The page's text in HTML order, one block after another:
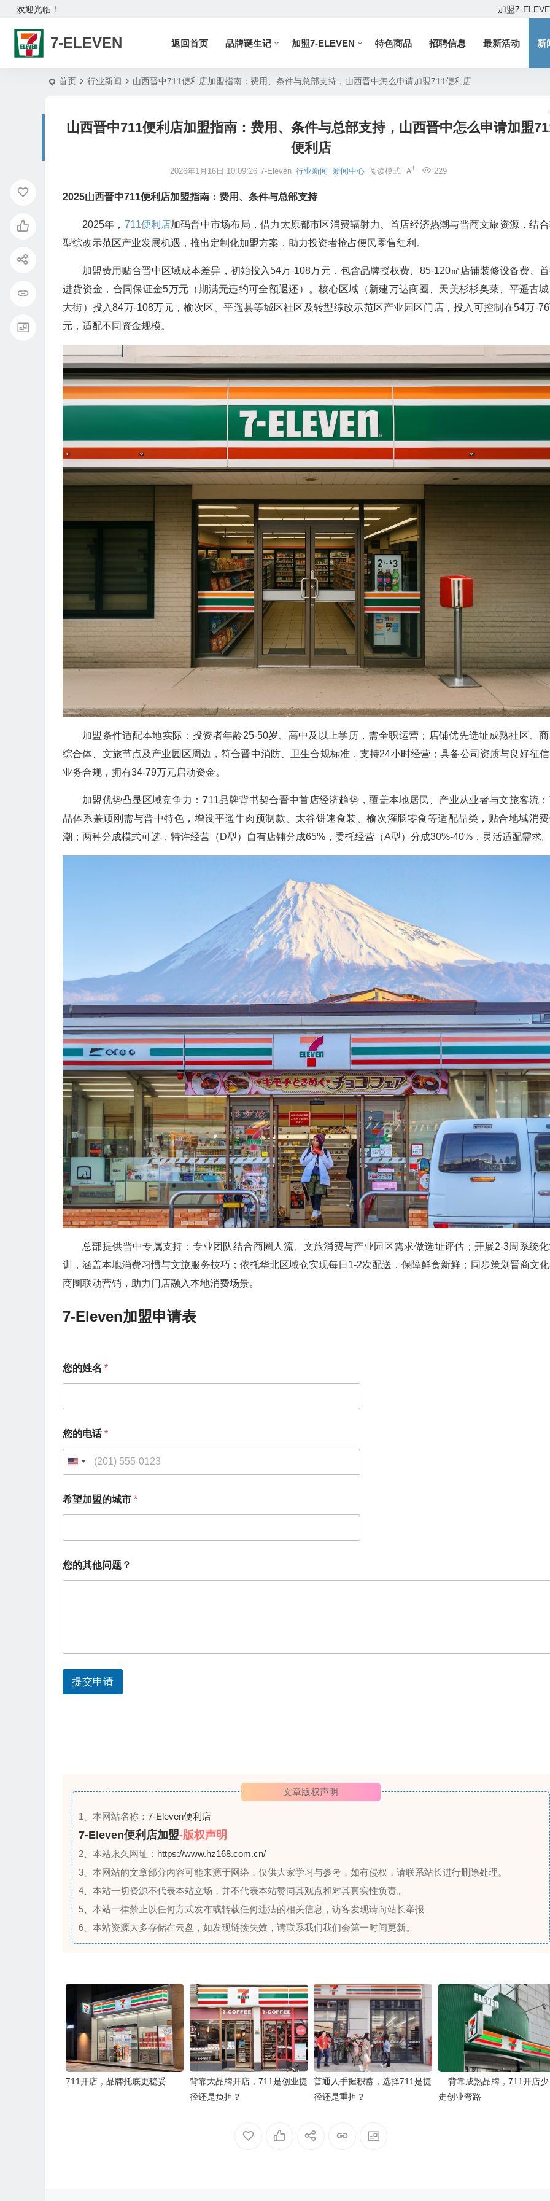
欢迎光临！ 加盟7-
7-ELEVEN 返回首页 品牌诞生记 加盟7-ELEVEN 特色商品 招聘信息 最新活动 新
首页 行业新闻 山西晋中711便利店加盟指南：费用、条件与总部支持，山西晋中怎么申请加盟711便利店
山西晋中711便利店加盟指南：费用、条件与总部支持，山西晋中怎么申请加盟
便利店
2026年1月16日 10:09:26 7-Eleven 行业新闻 新闻中心 229
阅读模式
2025山西晋中711便利店加盟指南：费用、条件与总部支持
2025年， 711便利店加码晋中市场布局，借力太原都市区消费辐射力、首店经济热潮与晋商文旅资源，结
型综改示范区产业发展机遇，推出定制化加盟方案，助力投资者抢占便民零售红利。
加盟费用贴合晋中区域成本差异，初始投入54万-108万元，包含品牌授权费、85-120㎡店铺装修设备费、
进货资金，合同保证金5万元（期满无违约可全额退还）。核心区域（新建万达商圈、天美杉杉奥莱、平遥古
大街）投入84万-108万元，榆次区、平遥县等城区社区及转型综改示范区产业园区门店，投入可控制在54万-
元，适配不同资金规模。
加盟条件适配本地实际：投资者年龄25-50岁、高中及以上学历，需全职运营；店铺优先选址成熟社区、
综合体、文旅节点及产业园区周边，符合晋中消防、卫生合规标准，支持24小时经营；具备公司资质与良好征
业务合规，拥有34-79万元启动资金。
加盟优势凸显区域竞争力：711品牌背书契合晋中首店经济趋势，覆盖本地居民、产业从业者与文旅客流
品体系兼顾刚需与晋中特色，增设平遥牛肉预制款、太谷饼速食装、榆次灌肠零食等适配品类，贴合地域消
潮；两种分成模式可选，特许经营（D型）自有店铺分成65%，委托经营（A型）分成30%-40%，灵活适配需求
总部提供晋中专属支持：专业团队结合商圈人流、文旅消费与产业园区需求做选址评估；开展2-3周系统
训，涵盖本地消费习惯与文旅服务技巧；依托华北区域仓实现每日1-2次配送，保障鲜食新鲜；同步策划晋商文
商圈联动营销，助力门店融入本地消费场景。
7-Eleven加盟申请表
您的姓名 *
您的电话*
U
i
e
d
e
s
+
希望加盟的城市 *
您
的
您的其他问题？
提交申请
文章版权声明
1、本网站名称： 7-Eleven便利店
7-Eleven便利店加盟-版权声明
2、本站永久网址： https://www.hz168.com.cn/
3、本网站的文章部分内容可能来源于网络，仅供大家学习与参考，如有侵权，请联系站长进行删除处理。
4、本站一切资源不代表本站立场，并不代表本站赞同其观点和对其真实性负责。
5、本站一律禁止以任何方式发布或转载任何违法的相关信息，访客发现请向站长举报
6、本站资源大多存储在云盘，如发现链接失效，请联系我们我们会第一时间更新。
711开店，品牌托底更稳妥
背靠大品牌开店，711是创业捷
径还是负担？
普通人手握积蓄，选择711是捷
径还是重担？
背靠成熟品牌，711开店少
走创业弯路